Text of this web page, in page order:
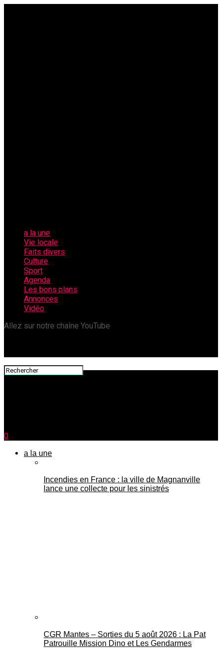
a la une
Vie locale
Faits divers
Culture
Sport
Agenda
Les bons plans
Annonces
Vidéo
Allez sur notre chaîne YouTube
0
a la une
Incendies en France : la ville de Magnanville
lance une collecte pour les sinistrés
CGR Mantes – Sorties du 5 août 2026 : La Pat
Patrouille Mission Dino et Les Gendarmes